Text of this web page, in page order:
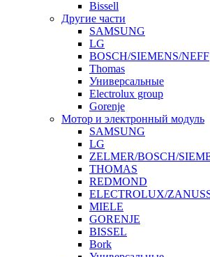
Bissell
Другие части
SAMSUNG
LG
BOSCH/SIEMENS/NEFF
Thomas
Универсальные
Electrolux group
Gorenje
Мотор и электронный модуль
SAMSUNG
LG
ZELMER/BOSCH/
THOMAS
REDMOND
ELECTROLUX/
MIELE
GORENJE
BISSEL
Bork